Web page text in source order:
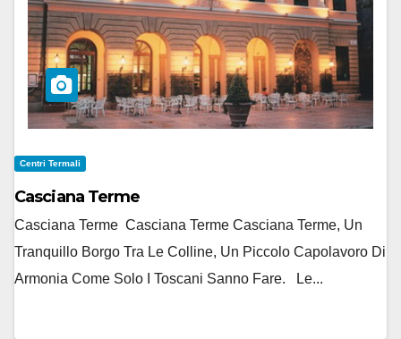
Centri Termali
Casciana Terme
Casciana Terme Casciana Terme Casciana Terme, Un
Tranquillo Borgo Tra Le Colline, Un Piccolo Capolavoro Di
Armonia Come Solo I Toscani Sanno Fare. Le...